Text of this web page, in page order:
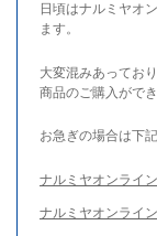
日頃はナルミヤオ
ます。
大変混みあってお
商品のご購入ができ
お急ぎの場合は下
ナルミヤオンライ
ナルミヤオンライ